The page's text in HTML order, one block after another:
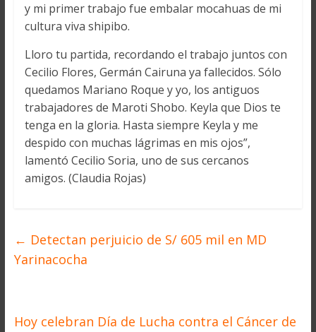
y mi primer trabajo fue embalar mocahuas de mi
cultura viva shipibo.
Lloro tu partida, recordando el trabajo juntos con
Cecilio Flores, Germán Cairuna ya fallecidos. Sólo
quedamos Mariano Roque y yo, los antiguos
trabajadores de Maroti Shobo. Keyla que Dios te
tenga en la gloria. Hasta siempre Keyla y me
despido con muchas lágrimas en mis ojos”,
lamentó Cecilio Soria, uno de sus cercanos
amigos. (Claudia Rojas)
← Detectan perjuicio de S/ 605 mil en MD
Yarinacocha
Hoy celebran Día de Lucha contra el Cáncer de